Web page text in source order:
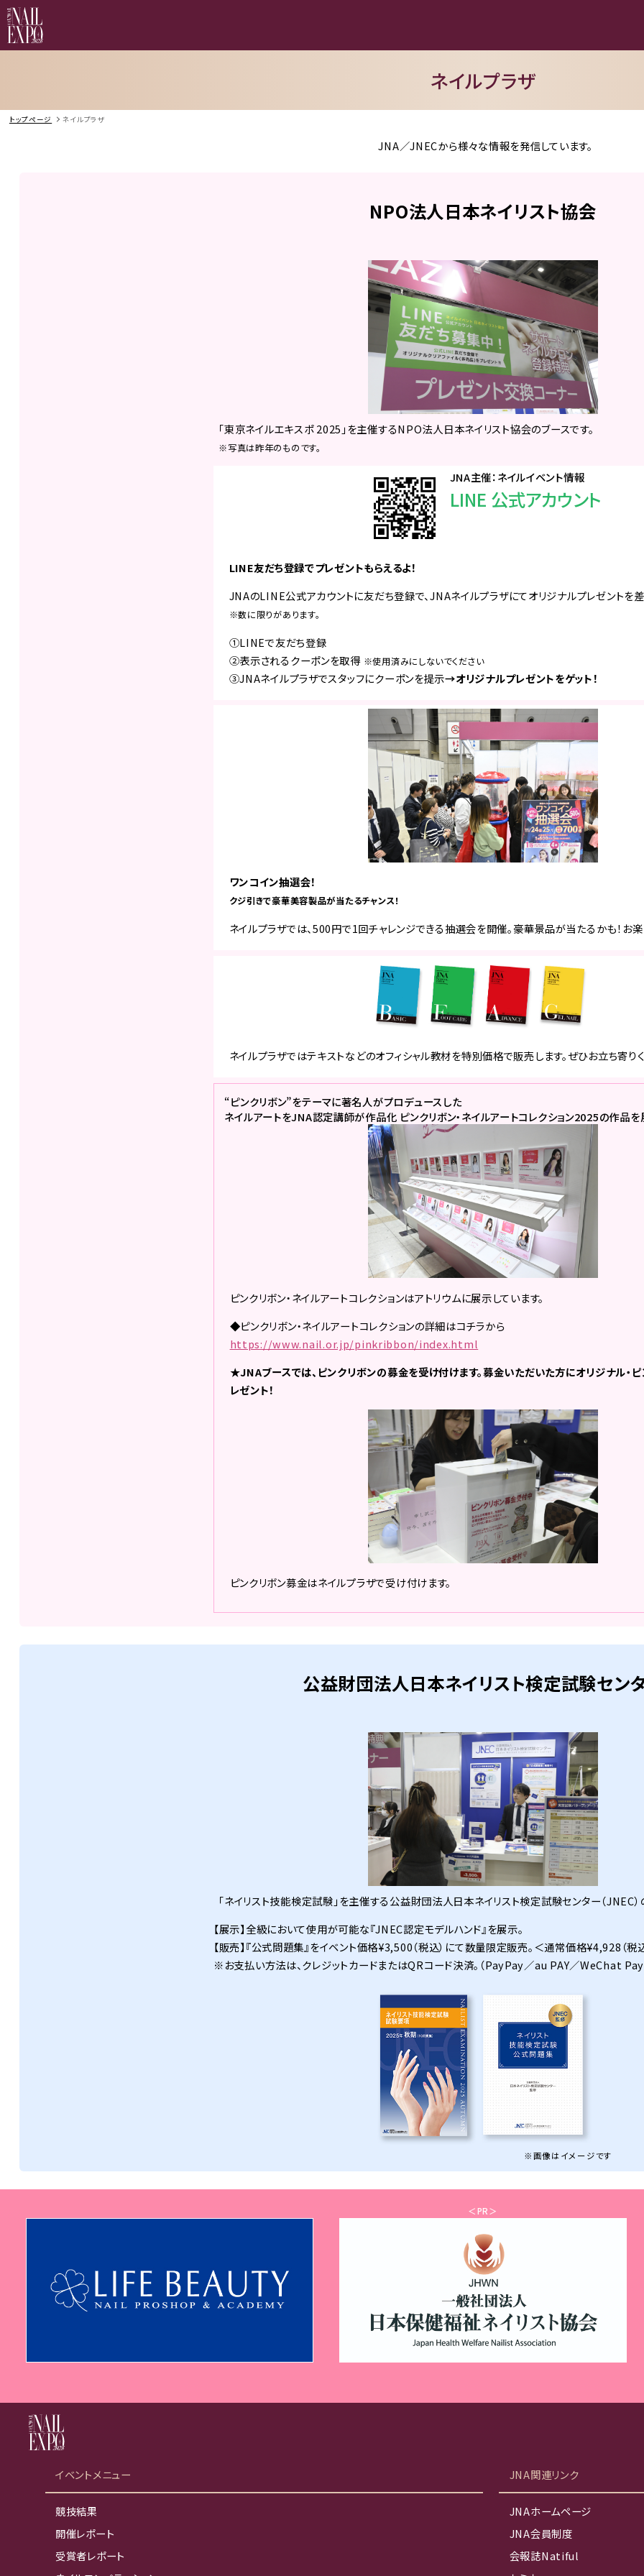
ネイルプラザ
トップページ ネイルプラザ
JNA／JNECから様々な情報を発信しています。
NPO法人日本ネイリスト協会
「東京ネイルエキスポ 2025」を主催するNPO法人日本ネイリスト協会のブースです。
※写真は昨年のものです。
JNA主催：ネイルイベント情報
LINE 公式アカウント
LINE友だち登録でプレゼントもらえるよ！
JNAのLINE公式アカウントに友だち登録で、JNAネイルプラザにてオリジナルプレゼントを差
※数に限りがあります。
①LINEで友だち登録
②表示されるクーポンを取得 ※使用済みにしないでください
③JNAネイルプラザでスタッフにクーポンを提示→オリジナルプレゼントをゲット！
ワンコイン抽選会！
クジ引きで豪華美容製品が当たるチャンス！
ネイルプラザでは、500円で1回チャレンジできる抽選会を開催。豪華景品が当たるかも！お楽
ネイルプラザではテキストなどのオフィシャル教材を特別価格で販売します。ぜひお立ち寄りく
“ピンクリボン”をテーマに著名人がプロデュースした
ネイルアートをJNA認定講師が作品化 ピンクリボン・ネイルアートコレクション2025の作品を
ピンクリボン・ネイルアートコレクションはアトリウムに展示しています。
◆ピンクリボン・ネイルアートコレクションの詳細はコチラから
https://www.nail.or.jp/pinkribbon/index.html
★JNAブースでは、ピンクリボンの募金を受け付けます。募金いただいた方にオリジナル・
レゼント！
ピンクリボン募金はネイルプラザで受け付けます。
公益財団法人日本ネイリスト検定試験セン
「ネイリスト技能検定試験」を主催する公益財団法人日本ネイリスト検定試験センター（JNEC）
【展示】全級において使用が可能な『JNEC認定モデルハンド』を展示。
【販売】『公式問題集』をイベント価格¥3,500（税込）にて数量限定販売。＜通常価格¥4,928（税
※お支払い方法は、クレジットカードまたはQRコード決済。（PayPay／au PAY／WeChat
※画像はイメージです
＜PR＞
イベントメニュー
競技結果
開催レポート
受賞者レポート
JNA関連リンク
JNAホームページ
JNA会員制度
会報誌Natiful